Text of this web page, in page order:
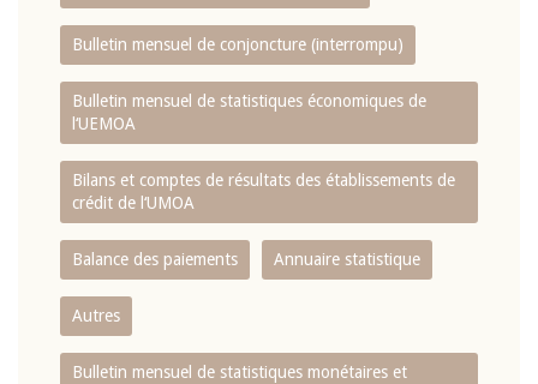
Bulletin mensuel de conjoncture (interrompu)
Bulletin mensuel de statistiques économiques de
l‘UEMOA
Bilans et comptes de résultats des établissements de
crédit de l‘UMOA
Balance des paiements Annuaire statistique
Autres
Bulletin mensuel de statistiques monétaires et